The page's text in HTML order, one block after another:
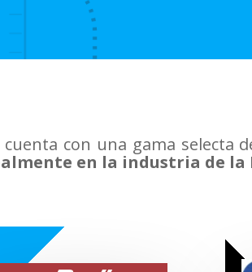
cuenta con una gama selecta
en la industria de la